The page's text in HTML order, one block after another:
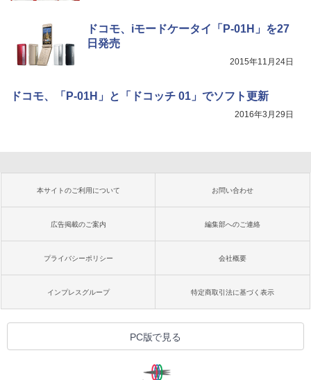
ドコモ、iモードケータイ「P-01H」を27
日発売
2015年11月24日
ドコモ、「P-01H」と「ドコッチ 01」でソフト更新
2016年3月29日
本サイトのご利用について お問い合わせ
広告掲載のご案内 編集部へのご連絡
プライバシーポリシー 会社概要
インプレスグループ 特定商取引法に基づく表示
PC版で見る